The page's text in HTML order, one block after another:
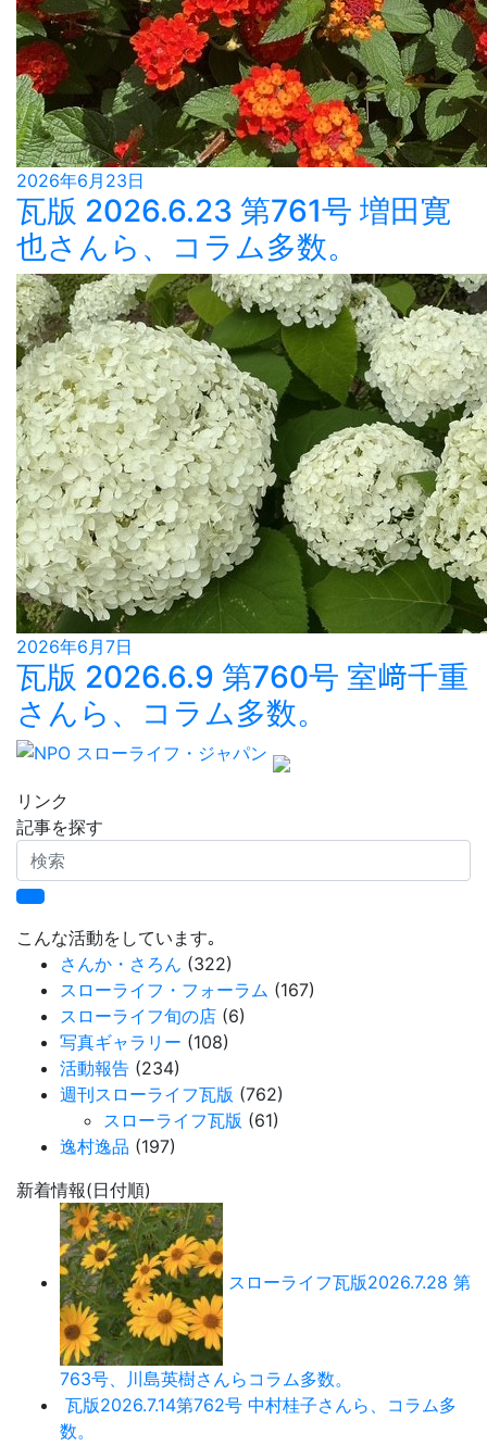
2026年6月23日
瓦版 2026.6.23 第761号 増田寛
也さんら、コラム多数。
2026年6月7日
瓦版 2026.6.9 第760号 室﨑千重
さんら、コラム多数。
リンク
記事を探す
検
索
こんな活動をしています｡
さんか・さろん (322)
スローライフ・フォーラム (167)
スローライフ旬の店 (6)
写真ギャラリー (108)
活動報告 (234)
週刊スローライフ瓦版 (762)
スローライフ瓦版 (61)
逸村逸品 (197)
新着情報(日付順)
スローライフ瓦版2026.7.28 第
763号、川島英樹さんらコラム多数。
瓦版2026.7.14第762号 中村桂子さんら、コラム多
数。